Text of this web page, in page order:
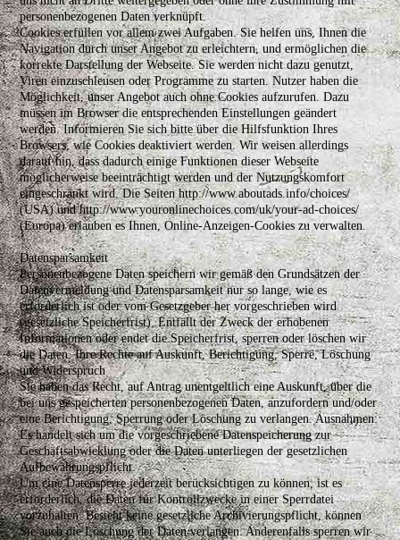
personenbezogenen Daten verknüpft.
Cookies erfüllen vor allem zwei Aufgaben. Sie helfen uns, Ihnen die
Navigation durch unser Angebot zu erleichtern, und ermöglichen die
korrekte Darstellung der Webseite. Sie werden nicht dazu genutzt,
Viren einzuschleusen oder Programme zu starten. Nutzer haben die
Möglichkeit, unser Angebot auch ohne Cookies aufzurufen. Dazu
müssen im Browser die entsprechenden Einstellungen geändert
werden. Informieren Sie sich bitte über die Hilfsfunktion Ihres
Browsers, wie Cookies deaktiviert werden. Wir weisen allerdings
darauf hin, dass dadurch einige Funktionen dieser Webseite
möglicherweise beeinträchtigt werden und der Nutzungskomfort
eingeschränkt wird. Die Seiten http://www.aboutads.info/choices/
(USA) und http://www.youronlinechoices.com/uk/your-ad-choices/
(Europa) erlauben es Ihnen, Online-Anzeigen-Cookies zu verwalten.
Datensparsamkeit
Personenbezogene Daten speichern wir gemäß den Grundsätzen der
Datenvermeidung und Datensparsamkeit nur so lange, wie es
erforderlich ist oder vom Gesetzgeber her vorgeschrieben wird
(gesetzliche Speicherfrist). Entfällt der Zweck der erhobenen
Informationen oder endet die Speicherfrist, sperren oder löschen wir
die Daten. Ihre Rechte auf Auskunft, Berichtigung, Sperre, Löschung
und Widerspruch
Sie haben das Recht, auf Antrag unentgeltlich eine Auskunft, über die
bei uns gespeicherten personenbezogenen Daten, anzufordern und/oder
eine Berichtigung, Sperrung oder Löschung zu verlangen. Ausnahmen:
Es handelt sich um die vorgeschriebene Datenspeicherung zur
Geschäftsabwicklung oder die Daten unterliegen der gesetzlichen
Aufbewahrungspflicht.
Um eine Datensperre jederzeit berücksichtigen zu können, ist es
erforderlich, die Daten für Kontrollzwecke in einer Sperrdatei
vorzuhalten. Besteht keine gesetzliche Archivierungspflicht, können
Sie auch die Löschung der Daten verlangen. Anderenfalls sperren wir